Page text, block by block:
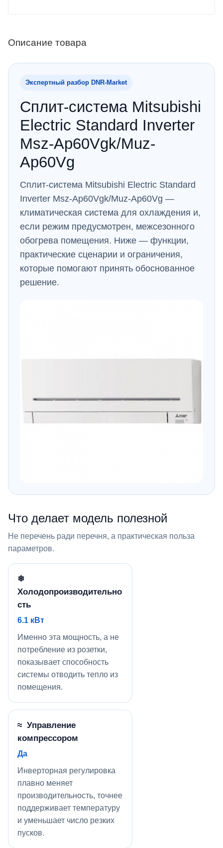
Описание товара
Экспертный разбор DNR‑Market
Сплит-система Mitsubishi
Electric Standard Inverter
Msz-Ap60Vgk/Muz-
Ap60Vg
Сплит-система Mitsubishi Electric Standard
Inverter Msz-Ap60Vgk/Muz-Ap60Vg —
климатическая система для охлаждения и,
если режим предусмотрен, межсезонного
обогрева помещения. Ниже — функции,
практические сценарии и ограничения,
которые помогают принять обоснованное
решение.
Что делает модель полезной
Не перечень ради перечня, а практическая польза
параметров.
❄
Холодопроизводительно
сть
6.1 кВт
Именно эта мощность, а не
потребление из розетки,
показывает способность
системы отводить тепло из
помещения.
≈ Управление
компрессором
Да
Инверторная регулировка
плавно меняет
производительность, точнее
поддерживает температуру
и уменьшает число резких
пусков.